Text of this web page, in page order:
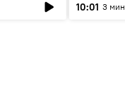
10:01 3 мин